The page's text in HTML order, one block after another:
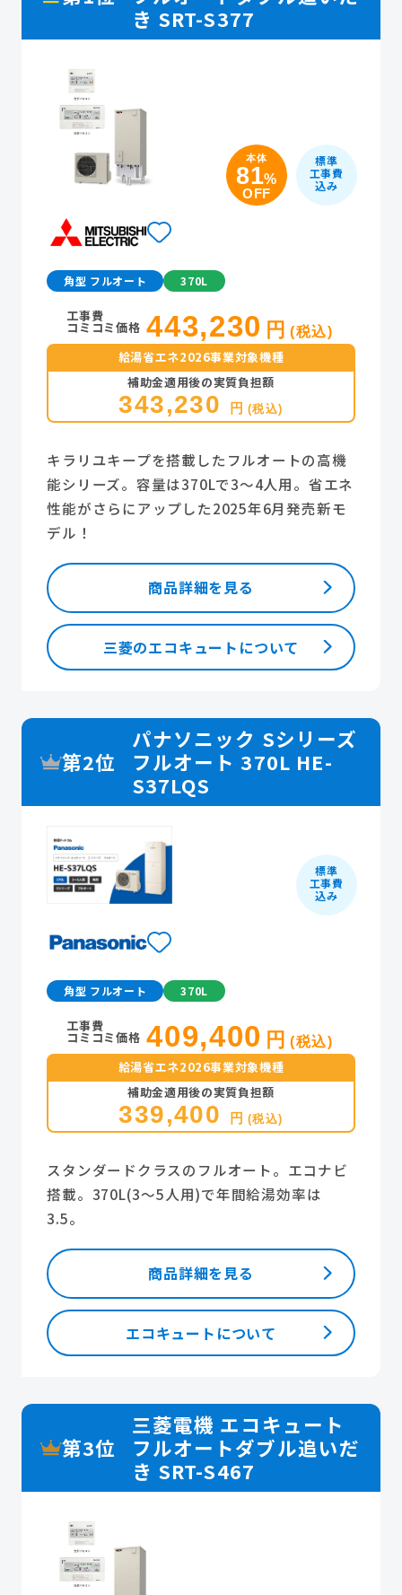
き SRT-S377
角型 フルオート 370L
本体
81%
OFF
標準
工事費
込み
キラリユキープを搭載したフルオートの高機
能シリーズ。容量は370Lで3～4人用。省エネ
性能がさらにアップした2025年6月発売新モ
デル！
給湯省エネ2026事業対象機種
補助金適用後の実質負担額
343,230 円 (税込)
工事費
コミコミ価格 443,230 円 (税込)
商品詳細を見る
三菱のエコキュートについて
第2位
パナソニック Sシリーズ
フルオート 370L HE-
S37LQS
角型 フルオート 370L
標準
工事費
込み
スタンダードクラスのフルオート。エコナビ
搭載。370L(3～5人用)で年間給湯効率は
3.5。
給湯省エネ2026事業対象機種
補助金適用後の実質負担額
339,400 円 (税込)
工事費
コミコミ価格 409,400 円 (税込)
商品詳細を見る
エコキュートについて
第3位
三菱電機 エコキュート
フルオートダブル追いだ
き SRT-S467